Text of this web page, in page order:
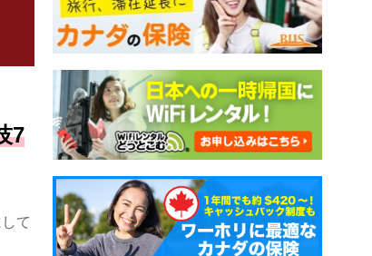
7
て